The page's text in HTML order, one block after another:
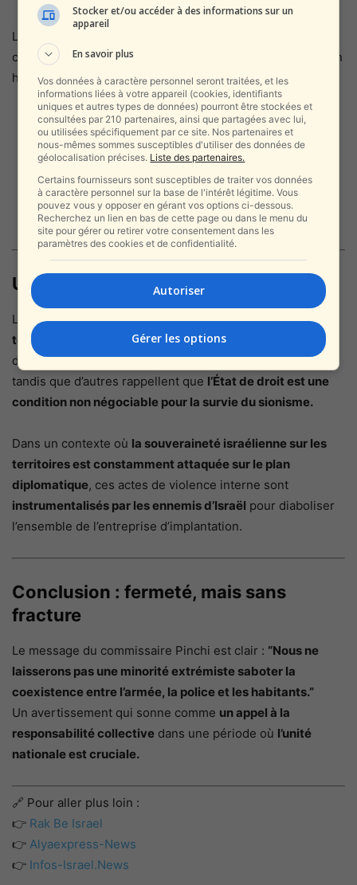
Les
collaborent pour prévenir
. Un
haut responsable a déclaré :
“NOUS DEVONS ÉRADIQUER LES
SEMENCES DE L’ANARCHIE
MAINTENANT. CAR SI NOUS
ÉCHOUONS, NOUS PAIERONS TOUS
LE PRIX.”
Une question politique et identitaire
La violence interne en Judée-Samarie réveille aussides
tensions politiques internes. Les partisans d’une ligne
dure accusent le gouvernement d’abandonner les colons,
tandis que d’autres rappellent que l’État de droit est une
condition non négociable pour la survie du sionisme.
Dans un contexte où la souveraineté israélienne sur les
territoires est constamment attaquée sur le plan
diplomatique, ces actes de violence interne sont
instrumentalisés par les ennemis d’Israël pour diaboliser
l’ensemble de l’entreprise d’implantation.
Conclusion : fermeté, mais sans
fracture
Le message du commissaire Pinchi est clair : “Nous ne
laisserons pas une minorité extrémiste saboter la
coexistence entre l’armée, la police et les habitants.”
Un avertissement qui sonne comme un appel à la
responsabilité collective dans une période où l’unité
nationale est cruciale.
🔗 Pour aller plus loin :
👉 Rak Be Israel
👉 Alyaexpress-News
👉 Infos-Israel.News
Stocker et/ou accéder à des informations sur un
appareil
En savoir plus
Vos données à caractère personnel seront traitées, et les
informations liées à votre appareil (cookies, identifiants
uniques et autres types de données) pourront être stockées et
consultées par 210 partenaires, ainsi que partagées avec lui,
ou utilisées spécifiquement par ce site. Nos partenaires et
nous-mêmes sommes susceptibles d'utiliser des données de
géolocalisation précises. Liste des partenaires.
Certains fournisseurs sont susceptibles de traiter vos données
à caractère personnel sur la base de l'intérêt légitime. Vous
pouvez vous y opposer en gérant vos options ci-dessous.
Recherchez un lien en bas de cette page ou dans le menu du
site pour gérer ou retirer votre consentement dans les
paramètres des cookies et de confidentialité.
Autoriser
Gérer les options